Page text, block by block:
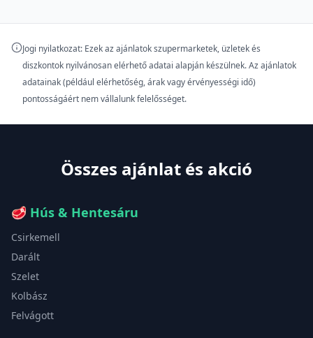
Jogi nyilatkozat: Ezek az ajánlatok szupermarketek, üzletek és
diszkontok nyilvánosan elérhető adatai alapján készülnek. Az ajánlatok
adatainak (például elérhetőség, árak vagy érvényességi idő)
pontosságáért nem vállalunk felelősséget.
Összes ajánlat és akció
🥩 Hús & Hentesáru
Csirkemell
Darált
Szelet
Kolbász
Felvágott